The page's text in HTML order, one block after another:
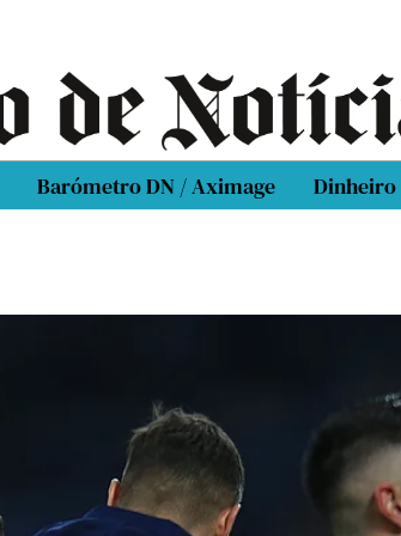
Barómetro DN / Aximage Dinheiro